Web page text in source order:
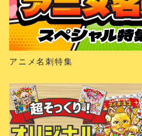
アニメ名刺特集